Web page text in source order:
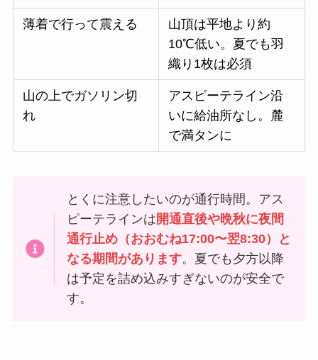
薄着で行って震える
山頂は平地より約
10℃低い。夏でも羽
織り1枚は必須
山の上でガソリン切
れ
アスピーテライン沿
いに給油所なし。麓
で満タンに
とくに注意したいのが通行時間。アス
ピーテラインは 開通直後や晩秋に夜間
通行止め（おおむね17:00〜翌8:30）と
なる期間があります。夏でも夕方以降
は予定を詰め込みすぎないのが安全で
す。